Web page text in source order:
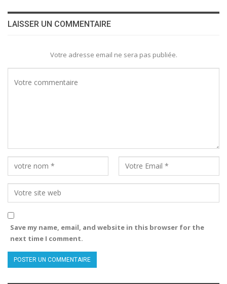
LAISSER UN COMMENTAIRE
Votre adresse email ne sera pas publiée.
Save my name, email, and website in this browser for the
next time I comment.